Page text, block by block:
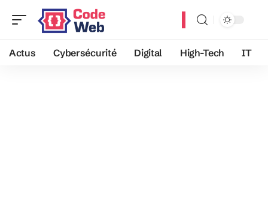
Actus Cybersécurité Digital High-Tech IT